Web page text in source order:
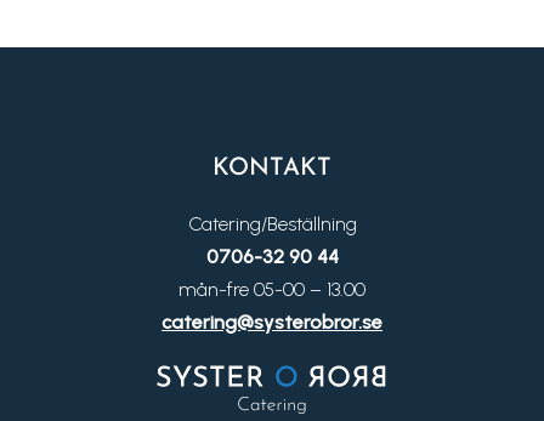
KONTAKT
Catering/Beställning
0706-32 90 44
mån-fre 05-00 – 13.00
catering@systerobror.se